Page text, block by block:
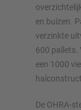
en buizen.
verzinkte
600 pallets.
een 1000
De OHRA-